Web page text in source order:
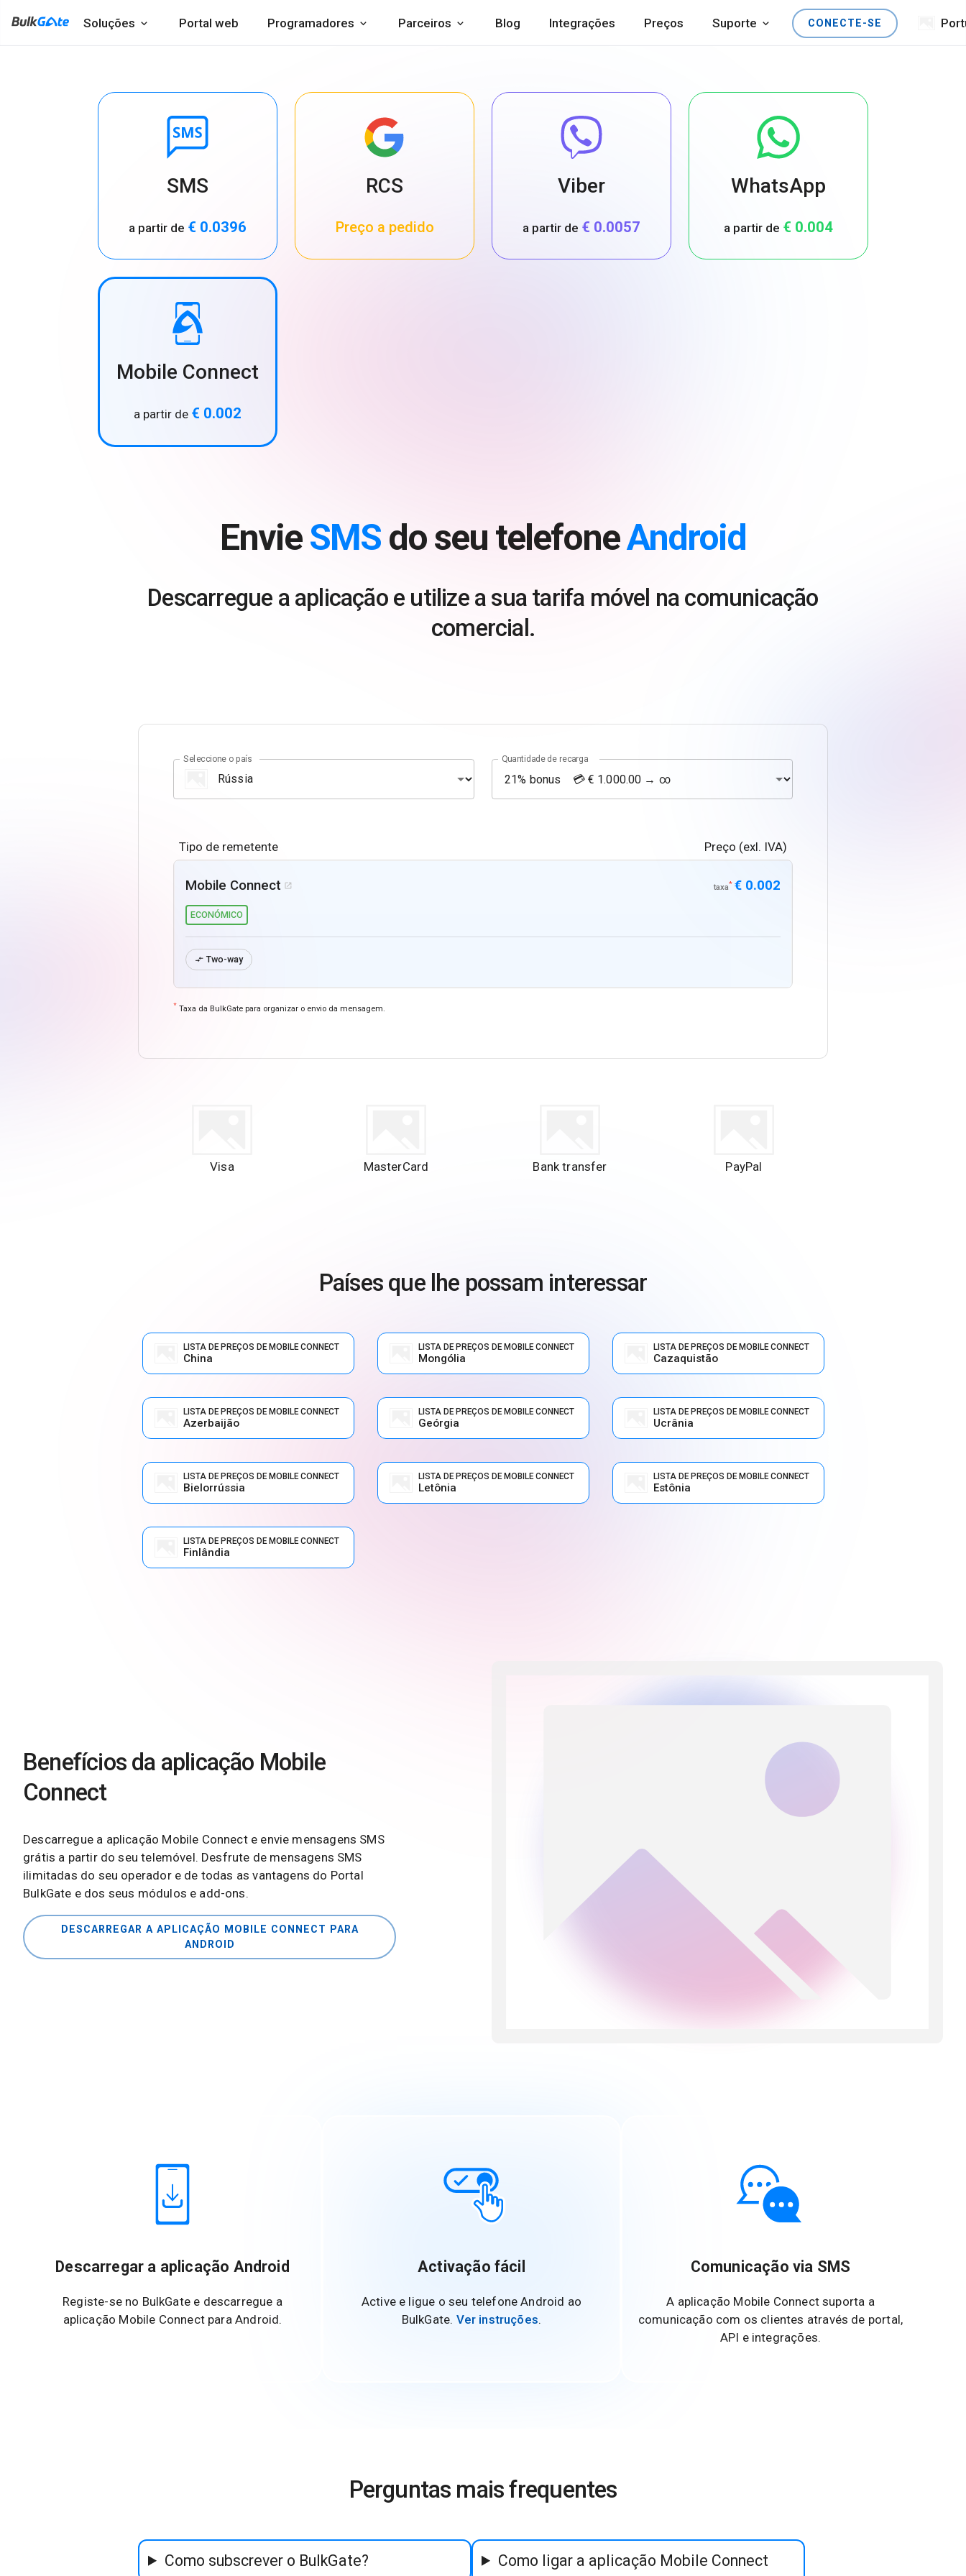
Soluções Portal web Programadores Parceiros Blog Integrações Preços Suporte CONECTE-SE
SMS
a partir de € 0.0396
RCS
Preço a pedido
Viber
a partir de € 0.0057
WhatsApp
a partir de € 0.004
Mobile Connect
a partir de € 0.002
EnvieSMS do seu telefoneAndroid
Descarregue a aplicação e utilize a sua tarifa móvel na comunicação
comercial.
Seleccione o país Quantidade de recarga
Tipo de remetente Preço (exl. IVA)
Mobile Connect  taxa* € 0.002
ECONÓMICO
 Two-way
* Taxa da BulkGate para organizar o envio da mensagem.
Visa MasterCard Bank transfer PayPal
Países que lhe possam interessar
LISTA DE PREÇOS DE MOBILE CONNECT
China
LISTA DE PREÇOS DE MOBILE CONNECT
Mongólia
LISTA DE PREÇOS DE MOBILE CONNECT
Cazaquistão
LISTA DE PREÇOS DE MOBILE CONNECT
Azerbaijão
LISTA DE PREÇOS DE MOBILE CONNECT
Geórgia
LISTA DE PREÇOS DE MOBILE CONNECT
Ucrânia
LISTA DE PREÇOS DE MOBILE CONNECT
Bielorrússia
LISTA DE PREÇOS DE MOBILE CONNECT
Letônia
LISTA DE PREÇOS DE MOBILE CONNECT
Estônia
LISTA DE PREÇOS DE MOBILE CONNECT
Finlândia
Benefícios da aplicação Mobile
Connect
Descarregue a aplicação Mobile Connect e envie mensagens SMS
grátis a partir do seu telemóvel. Desfrute de mensagens SMS
ilimitadas do seu operador e de todas as vantagens do Portal
BulkGate e dos seus módulos e add-ons.
DESCARREGAR A APLICAÇÃO MOBILE CONNECT PARA
ANDROID
Descarregar a aplicação Android
Registe-se no BulkGate e descarregue a
aplicação Mobile Connect para Android.
Activação fácil
Active e ligue o seu telefone Android ao
BulkGate. Ver instruções.
Comunicação via SMS
A aplicação Mobile Connect suporta a
comunicação com os clientes através de portal,
API e integrações.
Perguntas mais frequentes
Como subscrever o BulkGate?
Como ligar a aplicação Mobile Connect